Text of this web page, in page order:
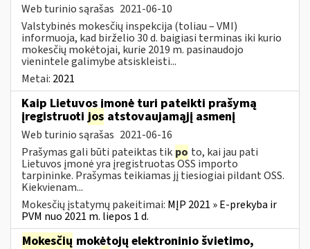
Web turinio sąrašas 2021-06-10
Valstybinės mokesčių inspekcija (toliau – VMI)
informuoja, kad birželio 30 d. baigiasi terminas iki kurio
mokesčių mokėtojai, kurie 2019 m. pasinaudojo
vienintele galimybe atsiskleisti...
Metai: 2021
Kaip Lietuvos įmonė turi pateikti prašymą
įregistruoti jos atstovaujamąjį asmenį
Web turinio sąrašas 2021-06-16
Prašymas gali būti pateiktas tik po to, kai jau pati
Lietuvos įmonė yra įregistruotas OSS importo
tarpininke. Prašymas teikiamas jį tiesiogiai pildant OSS.
Kiekvienam...
Mokesčių įstatymų pakeitimai: MĮP 2021 » E-prekyba ir
PVM nuo 2021 m. liepos 1 d.
Mokesčių mokėtojų elektroninio švietimo,